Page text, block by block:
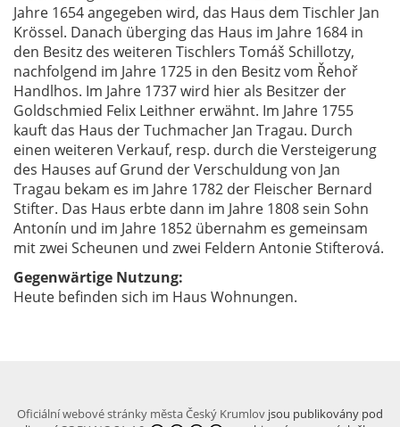
Jahre 1654 angegeben wird, das Haus dem Tischler Jan
Krössel. Danach überging das Haus im Jahre 1684 in
den Besitz des weiteren Tischlers Tomáš Schillotzy,
nachfolgend im Jahre 1725 in den Besitz vom Řehoř
Handlhos. Im Jahre 1737 wird hier als Besitzer der
Goldschmied Felix Leithner erwähnt. Im Jahre 1755
kauft das Haus der Tuchmacher Jan Tragau. Durch
einen weiteren Verkauf, resp. durch die Versteigerung
des Hauses auf Grund der Verschuldung von Jan
Tragau bekam es im Jahre 1782 der Fleischer Bernard
Stifter. Das Haus erbte dann im Jahre 1808 sein Sohn
Antonín und im Jahre 1852 übernahm es gemeinsam
mit zwei Scheunen und zwei Feldern Antonie Stifterová.
Gegenwärtige Nutzung:
Heute befinden sich im Haus Wohnungen.
Oficiální webové stránky města Český Krumlov jsou publikovány pod